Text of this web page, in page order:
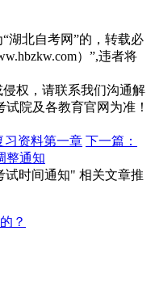
湖北自考网”的，转载必
）”,违者将
权，请联系我们沟通解
院及各教育官网为准！
习资料第一章 下一篇：
整通知
试时间通知" 相关文章推
？